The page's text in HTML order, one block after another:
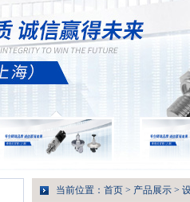
当前位置： 首页 > 产品展示 >